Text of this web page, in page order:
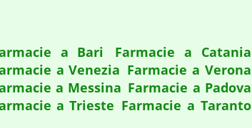
a Bari
Farmacie a Catania
a Venezia Farmacie a Verona
a Messina Farmacie a Padova
a Trieste Farmacie a Taranto